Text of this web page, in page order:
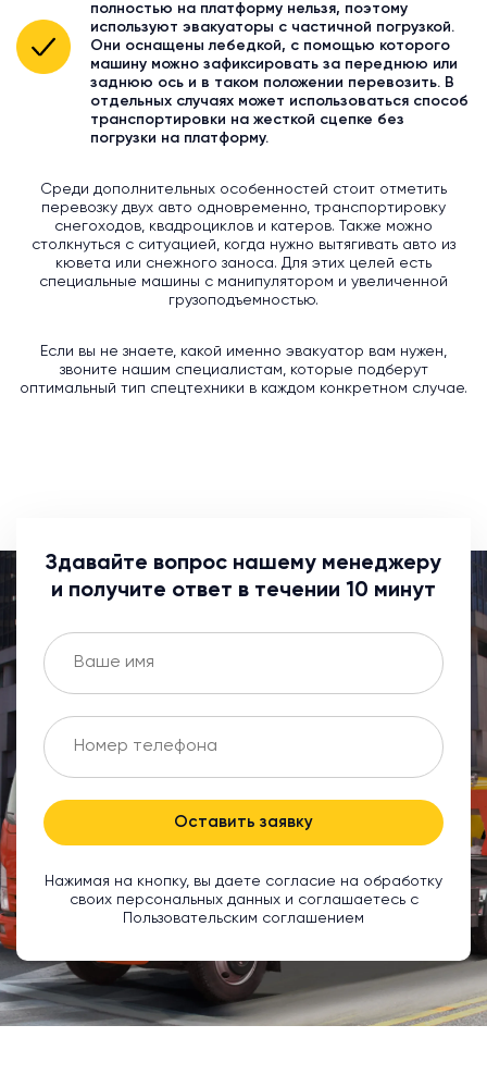
полностью на платформу нельзя, поэтому
используют эвакуаторы с частичной погрузкой.
Они оснащены лебедкой, с помощью которого
машину можно зафиксировать за переднюю или
заднюю ось и в таком положении перевозить. В
отдельных случаях может использоваться способ
транспортировки на жесткой сцепке без
погрузки на платформу.
Среди дополнительных особенностей стоит отметить
перевозку двух авто одновременно, транспортировку
снегоходов, квадроциклов и катеров. Также можно
столкнуться с ситуацией, когда нужно вытягивать авто из
кювета или снежного заноса. Для этих целей есть
специальные машины с манипулятором и увеличенной
грузоподъемностью.
Если вы не знаете, какой именно эвакуатор вам нужен,
звоните нашим специалистам, которые подберут
оптимальный тип спецтехники в каждом конкретном случае.
Здавайте вопрос нашему менеджеру
и получите ответ в течении 10 минут
Оставить заявку
Нажимая на кнопку, вы даете согласие на обработку
своих персональных данных и соглашаетесь с
Пользовательским соглашением